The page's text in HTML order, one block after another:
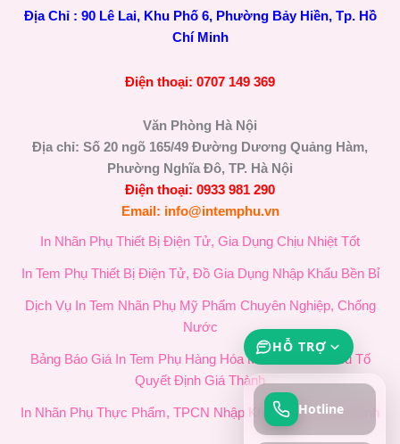
Địa Chỉ : 90 Lê Lai, Khu Phố 6, Phường Bảy Hiền, Tp. Hồ
Chí Minh
Điện thoại: 0707 149 369
Văn Phòng Hà Nội
Địa chỉ: Số 20 ngõ 165/49 Đường Dương Quảng Hàm,
Phường Nghĩa Đô, TP. Hà Nội
Điện thoại: 0933 981 290
Email: info@intemphu.vn
In Nhãn Phụ Thiết Bị Điện Tử, Gia Dụng Chịu Nhiệt Tốt
In Tem Phụ Thiết Bị Điện Tử, Đồ Gia Dụng Nhập Khẩu Bền Bỉ
Dịch Vụ In Tem Nhãn Phụ Mỹ Phẩm Chuyên Nghiệp, Chống
Nước
Bảng Báo Giá In Tem Phụ Hàng Hóa Mới Nhất & 4 Yếu Tố
Quyết Định Giá Thành
In Nhãn Phụ Thực Phẩm, TPCN Nhập Khẩu Chuẩn Quy Định
HỖ TRỢ
Hotline